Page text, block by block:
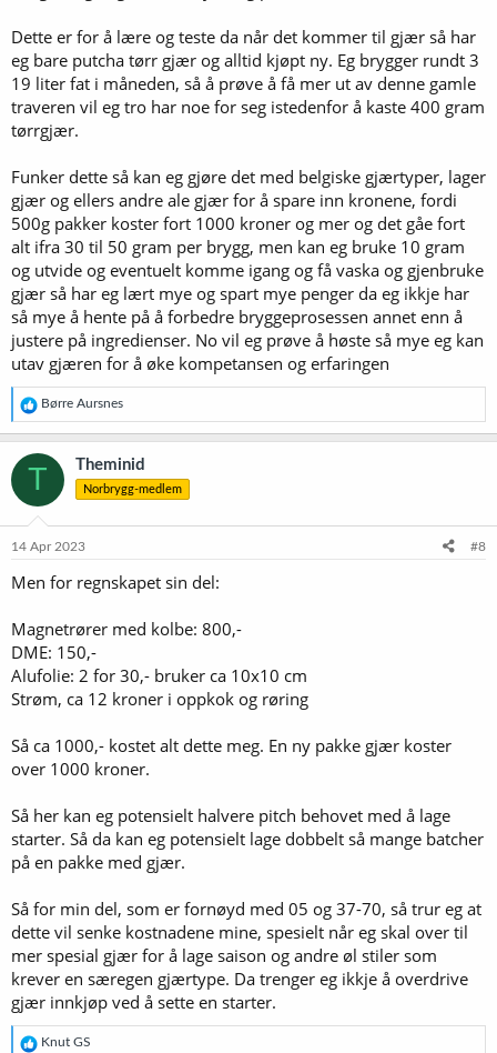
Dette er for å lære og teste da når det kommer til gjær så har
eg bare putcha tørr gjær og alltid kjøpt ny. Eg brygger rundt 3
19 liter fat i måneden, så å prøve å få mer ut av denne gamle
traveren vil eg tro har noe for seg istedenfor å kaste 400 gram
tørrgjær.
Funker dette så kan eg gjøre det med belgiske gjærtyper, lager
gjær og ellers andre ale gjær for å spare inn kronene, fordi
500g pakker koster fort 1000 kroner og mer og det gåe fort
alt ifra 30 til 50 gram per brygg, men kan eg bruke 10 gram
og utvide og eventuelt komme igang og få vaska og gjenbruke
gjær så har eg lært mye og spart mye penger da eg ikkje har
så mye å hente på å forbedre bryggeprosessen annet enn å
justere på ingredienser. No vil eg prøve å høste så mye eg kan
utav gjæren for å øke kompetansen og erfaringen
R
e
a
k
s
o
e
:
Børre Aursnes
T Theminid
Norbrygg-medlem
14 Apr 2023 #8
Men for regnskapet sin del:
Magnetrører med kolbe: 800,-
DME: 150,-
Alufolie: 2 for 30,- bruker ca 10x10 cm
Strøm, ca 12 kroner i oppkok og røring
Så ca 1000,- kostet alt dette meg. En ny pakke gjær koster
over 1000 kroner.
Så her kan eg potensielt halvere pitch behovet med å lage
starter. Så da kan eg potensielt lage dobbelt så mange batcher
på en pakke med gjær.
Så for min del, som er fornøyd med 05 og 37-70, så trur eg at
dette vil senke kostnadene mine, spesielt når eg skal over til
mer spesial gjær for å lage saison og andre øl stiler som
krever en særegen gjærtype. Da trenger eg ikkje å overdrive
gjær innkjøp ved å sette en starter.
R
Knut GS